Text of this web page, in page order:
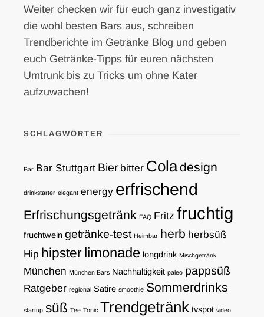
Weiter checken wir für euch ganz investigativ
die wohl besten Bars aus, schreiben
Trendberichte im Getränke Blog und geben
euch Getränke-Tipps für euren nächsten
Umtrunk bis zu Tricks um ohne Kater
aufzuwachen!
SCHLAGWÖRTER
Bar Bar Stuttgart Bier bitter Coladesign
drinkstarter elegant energy erfrischend
Erfrischungsgetränk FAQ Fritz fruchtig
fruchtwein getränke-test Heimbar herb herbsüß
Hip hipsterlimonade longdrink Mischgetränk
München München Bars Nachhaltigkeit paleo pappsüß
Ratgeber regional Satire smoothie Sommerdrinks
startup süß Tee Tonic Trendgetränk tvspot video